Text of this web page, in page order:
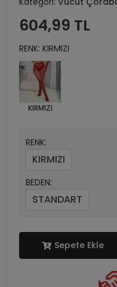
604,99 TL
RENK: KIRMIZI
KIRMIZI
RENK:
KIRMIZI
BEDEN:
STANDART
Sepete Ekle